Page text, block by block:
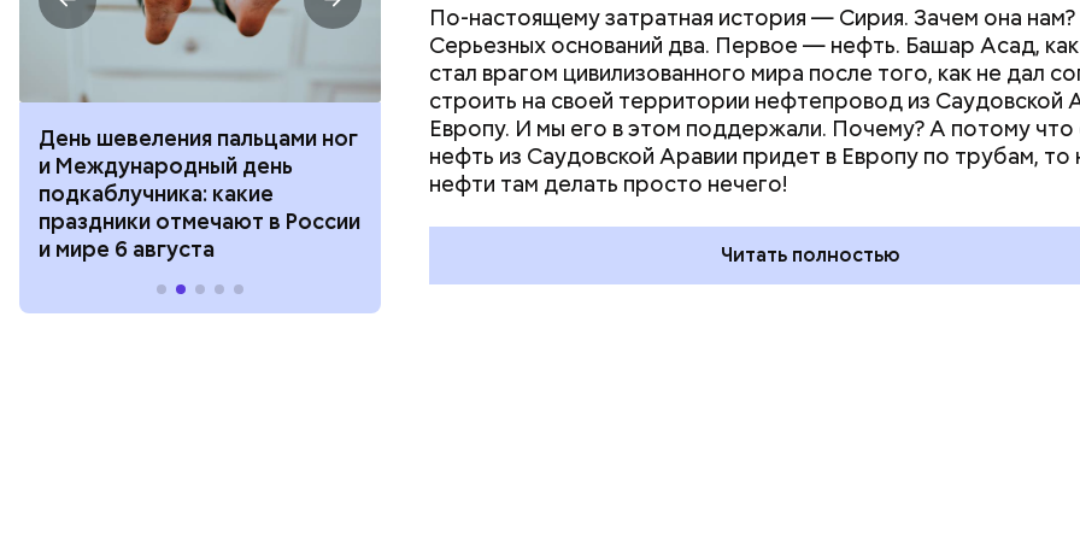
День шевеления пальцами ног
и Международный день
подкаблучника: какие
праздники отмечают в России
и мире 6 августа
День разглядывания
горизонта и День пьяного
курсанта: какие праздники
отмечают в России и мире 5
День качания на качелях и
День шампанского: какие
праздники отмечают в России
и мире 4 августа
По-настоящему затратная история — Сирия. Зачем она нам?
Серьезных оснований два. Первое — нефть. Башар Асад, как
стал врагом цивилизованного мира после того, как не дал
строить на своей территории нефтепровод из Саудовской
Европу. И мы его в этом поддержали. Почему? А потому что
нефть из Саудовской Аравии придет в Европу по трубам, то
нефти там делать просто нечего!
Читать полностью